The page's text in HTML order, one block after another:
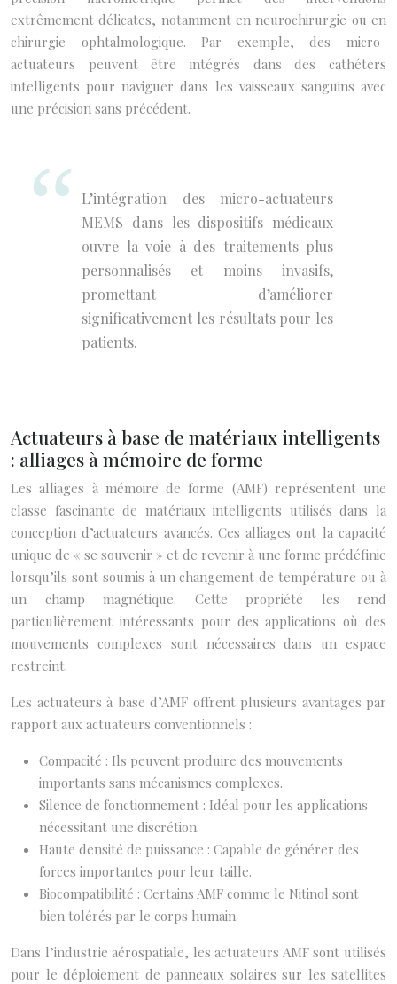
extrêmement délicates, notamment en neurochirurgie ou en
chirurgie ophtalmologique. Par exemple, des micro-
actuateurs peuvent être intégrés dans des cathéters
intelligents pour naviguer dans les vaisseaux sanguins avec
une précision sans précédent.
L’intégration des micro-actuateurs
MEMS dans les dispositifs médicaux
ouvre la voie à des traitements plus
personnalisés et moins invasifs,
promettant d’améliorer
significativement les résultats pour les
patients.
Actuateurs à base de matériaux intelligents
: alliages à mémoire de forme
Les alliages à mémoire de forme (AMF) représentent une
classe fascinante de matériaux intelligents utilisés dans la
conception d’actuateurs avancés. Ces alliages ont la capacité
unique de « se souvenir » et de revenir à une forme prédéfinie
lorsqu’ils sont soumis à un changement de température ou à
un champ magnétique. Cette propriété les rend
particulièrement intéressants pour des applications où des
mouvements complexes sont nécessaires dans un espace
restreint.
Les actuateurs à base d’AMF offrent plusieurs avantages par
rapport aux actuateurs conventionnels :
Compacité : Ils peuvent produire des mouvements
importants sans mécanismes complexes.
Silence de fonctionnement : Idéal pour les applications
nécessitant une discrétion.
Haute densité de puissance : Capable de générer des
forces importantes pour leur taille.
Biocompatibilité : Certains AMF comme le Nitinol sont
bien tolérés par le corps humain.
Dans l’industrie aérospatiale, les actuateurs AMF sont utilisés
pour le déploiement de panneaux solaires sur les satellites